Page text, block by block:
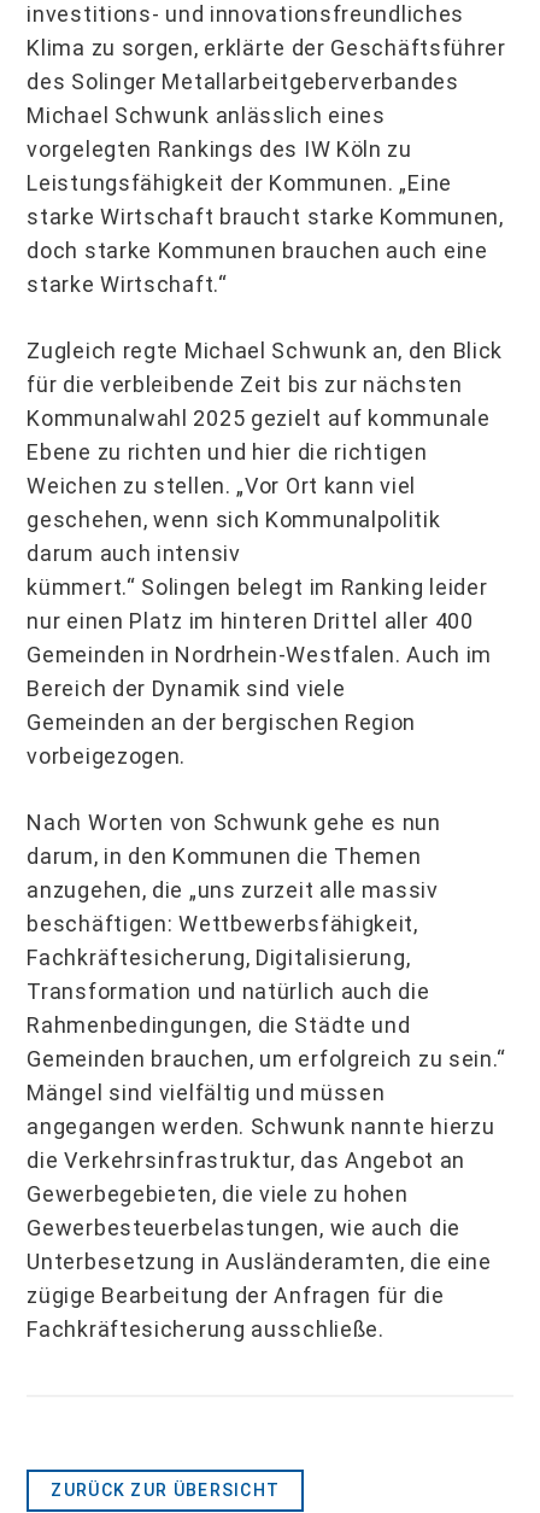
investitions- und innovationsfreundliches
Klima zu sorgen, erklärte der Geschäftsführer
des Solinger Metallarbeitgeberverbandes
Michael Schwunk anlässlich eines
vorgelegten Rankings des IW Köln zu
Leistungsfähigkeit der Kommunen. „Eine
starke Wirtschaft braucht starke Kommunen,
doch starke Kommunen brauchen auch eine
starke Wirtschaft.“
Zugleich regte Michael Schwunk an, den Blick
für die verbleibende Zeit bis zur nächsten
Kommunalwahl 2025 gezielt auf kommunale
Ebene zu richten und hier die richtigen
Weichen zu stellen. „Vor Ort kann viel
geschehen, wenn sich Kommunalpolitik
darum auch intensiv
kümmert.“ Solingen belegt im Ranking leider
nur einen Platz im hinteren Drittel aller 400
Gemeinden in Nordrhein-Westfalen. Auch im
Bereich der Dynamik sind viele
Gemeinden an der bergischen Region
vorbeigezogen.
Nach Worten von Schwunk gehe es nun
darum, in den Kommunen die Themen
anzugehen, die „uns zurzeit alle massiv
beschäftigen: Wettbewerbsfähigkeit,
Fachkräftesicherung, Digitalisierung,
Transformation und natürlich auch die
Rahmenbedingungen, die Städte und
Gemeinden brauchen, um erfolgreich zu sein.“
Mängel sind vielfältig und müssen
angegangen werden. Schwunk nannte hierzu
die Verkehrsinfrastruktur, das Angebot an
Gewerbegebieten, die viele zu hohen
Gewerbesteuerbelastungen, wie auch die
Unterbesetzung in Ausländeramten, die eine
zügige Bearbeitung der Anfragen für die
Fachkräftesicherung ausschließe.
ZURÜCK ZUR ÜBERSICHT